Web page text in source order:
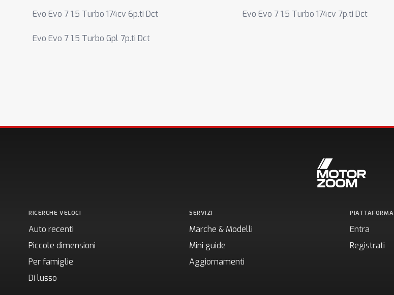
Evo Evo 7 1.5 Turbo 174cv 6p.ti Dct Evo Evo 7 1.5 Turbo 174cv 7p.ti Dct
Evo Evo 7 1.5 Turbo Gpl 7p.ti Dct
RICERCHE VELOCI
Auto recenti
Piccole dimensioni
Per famiglie
Di lusso
SERVIZI
Marche & Modelli
Mini guide
Aggiornamenti
PIATTAFORMA
Entra
Registrati